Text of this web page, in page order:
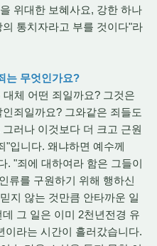
위대한 보혜사요, 강한 하나
통치자라고 부를 것이다"라
는 무엇인가요?
체 어떤 죄일까요? 그것은
죄일까요? 그와같은 죄들도
러나 이것보다 더 크고 근원
"입니다. 왜냐하면 예수께
. "죄에 대하여라 함은 그들이
류를 구원하기 위해 행하신
지 않는 것만큼 안타까운 일
그 일은 이미 2천년전경 유
이라는 시간이 흘러갔습니다.